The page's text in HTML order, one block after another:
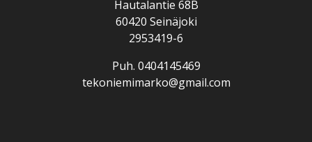
Hautalantie 68B
60420 Seinäjoki
2953419-6
Puh. 0404145469
tekoniemimarko@gmail.com